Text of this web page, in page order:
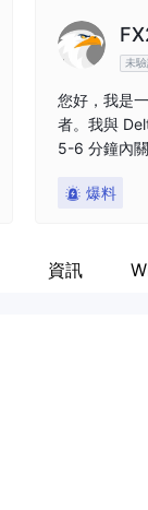
未
您好，我是
者。我與
5-6 分鐘內
1 筆交易。
了。我們可
爆料
資訊